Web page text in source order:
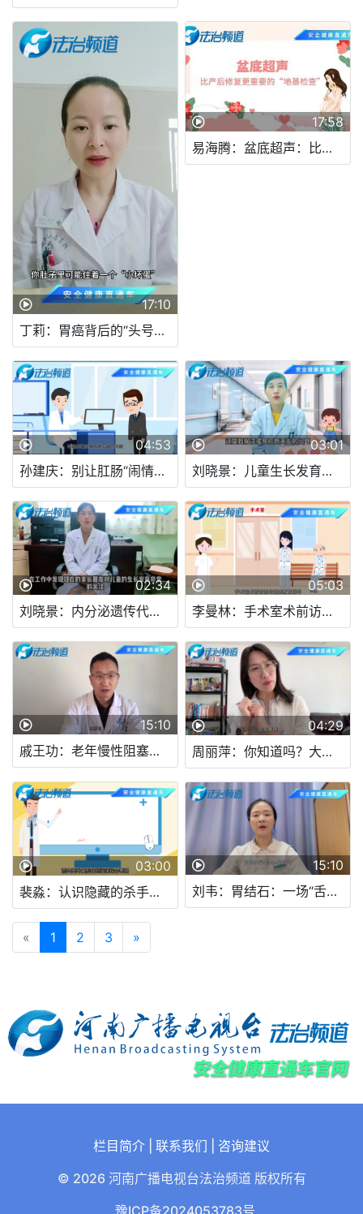
17:10
丁莉：胃癌背后的“头号通缉犯”：幽门螺旋杆菌
17:58
易海腾：盆底超声：比产后修复更重要的“地基检查”
04:53
孙建庆：别让肛肠“闹情绪”中医预防有妙计
03:01
刘晓景：儿童生长发育相关的知识—人体是如何长高的
02:34
刘晓景：内分泌遗传代谢病
05:03
李曼林：手术室术前访视与健康教育指导
15:10
戚王功：老年慢性阻塞性肺疾病防治攻略
04:29
周丽萍：你知道吗？大学生女生健康知识的重要性不容忽视!
03:00
裴淼：认识隐藏的杀手，高血压
15:10
刘韦：胃结石：一场“舌尖上的冒险”，如何避免“石头记”上演？
« 1 2 3 »
栏目简介 联系我们
咨询建议
© 2026 河南广播电视台法治频道 版权所有